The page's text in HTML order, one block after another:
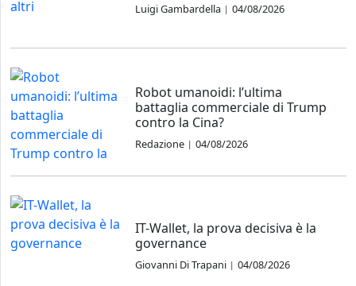
Luigi Gambardella | 04/08/2026
Robot umanoidi: l’ultima
battaglia commerciale di Trump
contro la Cina?
Redazione | 04/08/2026
IT-Wallet, la prova decisiva è la
governance
Giovanni Di Trapani | 04/08/2026